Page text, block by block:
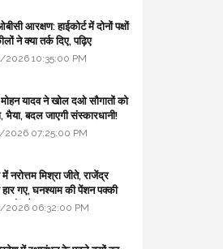
आरक्षण: हाईकोर्ट में दोनों पक्षों
ने क्या तर्क दिए, पढ़िए
10:35:00 PM
यादव ने खोल दओ सौगातों को
भैया, बदल जाएगी संस्कारधानी!
07:25:00 PM
में नरोत्तम मिश्रा जीते, राजेंद्र
हार गए, घनश्याम की पेंशन पक्की
बैक टू...
06:32:00 PM